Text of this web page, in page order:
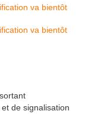
de signalisation